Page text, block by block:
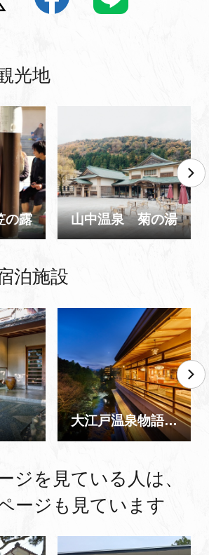
光地
の露 山中温泉 菊の湯
泊施設
大江戸温泉物語 Premium よしのや依緑園
ジを見ている人は、
ージも見ています